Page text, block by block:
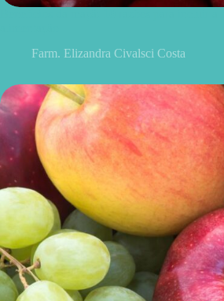
Farm. Elizandra Civalsci Costa